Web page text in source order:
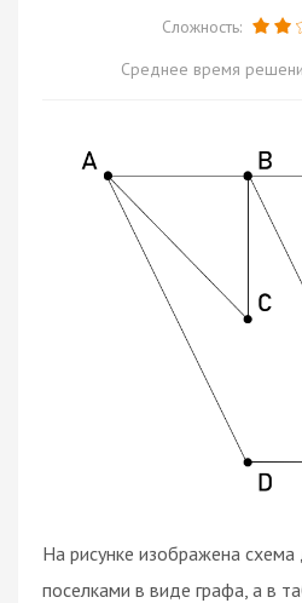
Сложность:
Среднее время
На рисунке изображена
поселками в виде графа, а в